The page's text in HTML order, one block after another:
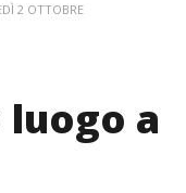
2 OTTOBRE
a